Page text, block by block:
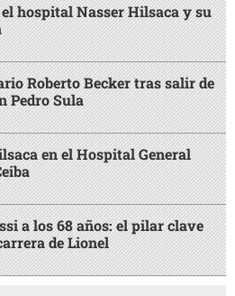
hospital Nasser Hilsaca y su
Roberto Becker tras salir de
Pedro Sula
en el Hospital General
a los 68 años: el pilar clave
de Lionel